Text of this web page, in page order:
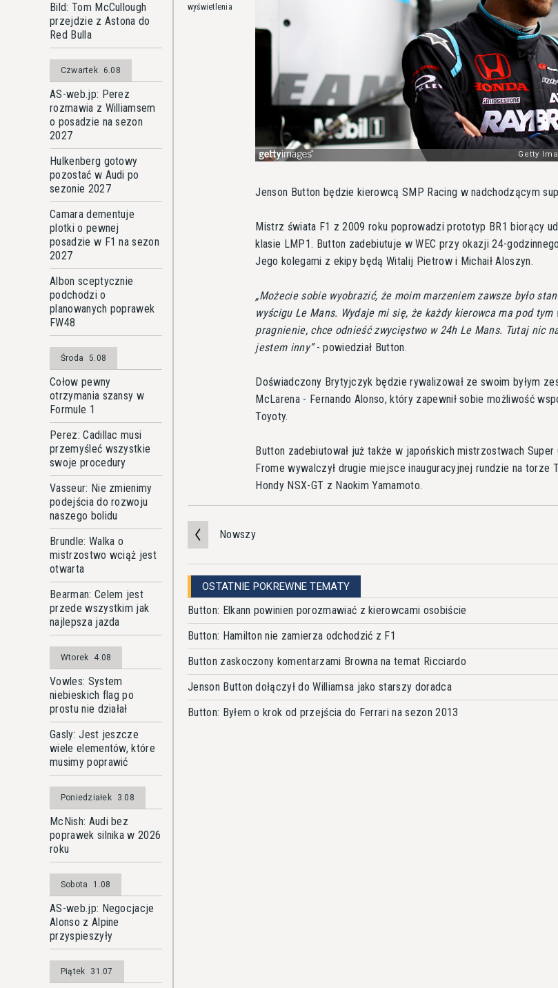
Bild: Tom McCullough
przejdzie z Astona do
Red Bulla
Czwartek 6.08
AS-web.jp: Perez
rozmawia z Williamsem
o posadzie na sezon
2027
Hulkenberg gotowy
pozostać w Audi po
sezonie 2027
Camara dementuje
plotki o pewnej
posadzie w F1 na sezon
2027
Albon sceptycznie
podchodzi o
planowanych poprawek
FW48
Środa 5.08
Cołow pewny
otrzymania szansy w
Formule 1
Perez: Cadillac musi
przemyśleć wszystkie
swoje procedury
Vasseur: Nie zmienimy
podejścia do rozwoju
naszego bolidu
Brundle: Walka o
mistrzostwo wciąż jest
otwarta
Bearman: Celem jest
przede wszystkim jak
najlepsza jazda
Wtorek 4.08
Vowles: System
niebieskich flag po
prostu nie działał
Gasly: Jest jeszcze
wiele elementów, które
musimy poprawić
Poniedziałek 3.08
McNish: Audi bez
poprawek silnika w 2026
roku
Sobota 1.08
AS-web.jp: Negocjacje
Alonso z Alpine
przyspieszyły
Piątek 31.07
wyświetlenia
Jenson Button będzie kierowcą SMP Racing w nadchodzącym
Mistrz świata F1 z 2009 roku poprowadzi prototyp BR1 biorący
klasie LMP1. Button zadebiutuje w WEC przy okazji 24-
Jego kolegami z ekipy będą Witalij Pietrow i Michaił Aloszyn.
Możecie sobie wyobrazić, że moim marzeniem zawsze było
wyścigu Le Mans. Wydaje mi się, że każdy kierowca ma pod
pragnienie, chce odnieść zwycięstwo w 24h Le Mans. Tutaj nic
jestem inny - powiedział Button.
Doświadczony Brytyjczyk będzie rywalizował ze swoim byłym
McLarena - Fernando Alonso, który zapewnił sobie możliwość
Toyoty.
Button zadebiutował już także w japońskich mistrzostwach Super
Frome wywalczył drugie miejsce inauguracyjnej rundzie na torze
Hondy NSX-GT z Naokim Yamamoto.
Nowszy
OSTATNIE POKREWNE TEMATY
Button: Elkann powinien porozmawiać z kierowcami osobiście
Button: Hamilton nie zamierza odchodzić z F1
Button zaskoczony komentarzami Browna na temat Ricciardo
Jenson Button dołączył do Williamsa jako starszy doradca
Button: Byłem o krok od przejścia do Ferrari na sezon 2013